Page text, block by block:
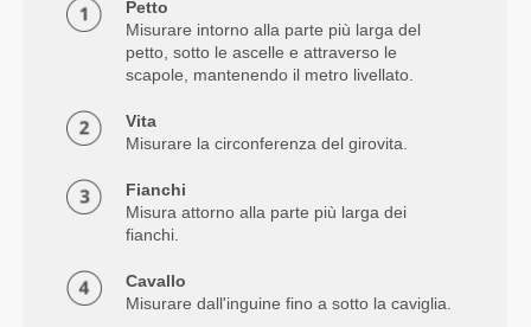
Petto
Misurare intorno alla parte più larga del
petto, sotto le ascelle e attraverso le
scapole, mantenendo il metro livellato.
Vita
Misurare la circonferenza del girovita.
Fianchi
Misura attorno alla parte più larga dei
fianchi.
Cavallo
Misurare dall'inguine fino a sotto la caviglia.